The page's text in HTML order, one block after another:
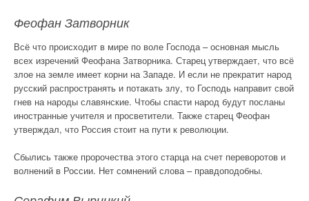
Феофан Затворник
Всё что происходит в мире по воле Господа – основная мысль
всех изречений Феофана Затворника. Старец утверждает, что всё
злое на земле имеет корни на Западе. И если не прекратит народ
русский распространять и потакать злу, то Господь направит свой
гнев на народы славянские. Чтобы спасти народ будут посланы
иностранные учителя и просветители. Также старец Феофан
утверждал, что Россия стоит на пути к революции.
Сбылись также пророчества этого старца на счет переворотов и
волнений в России. Нет сомнений слова – правдоподобны.